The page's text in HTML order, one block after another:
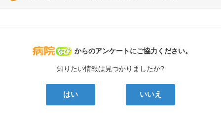
病院なび
からのアンケートにご協力ください。
知りたい情報は見つかりましたか?
はい いいえ